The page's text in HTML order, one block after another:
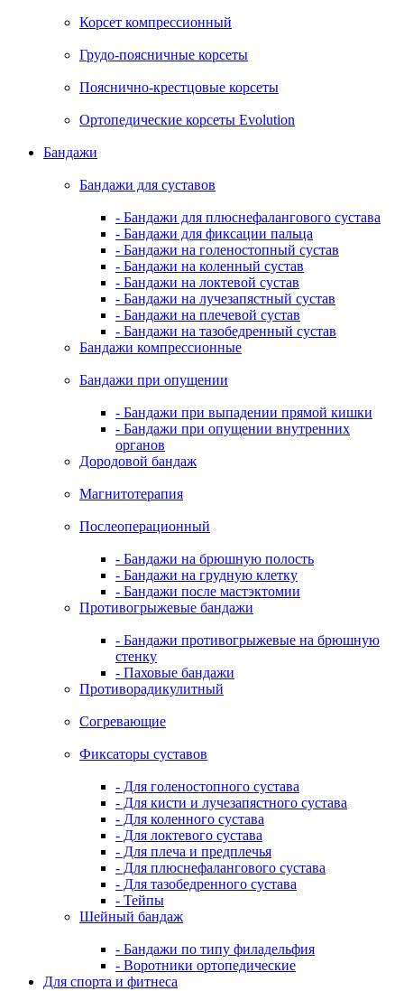
Корсет компрессионный
Грудо-поясничные корсеты
Пояснично-крестцовые корсеты
Ортопедические корсеты Evolution
Бандажи
Бандажи для суставов
- Бандажи для плюснефалангового сустава
- Бандажи для фиксации пальца
- Бандажи на голеностопный сустав
- Бандажи на коленный сустав
- Бандажи на локтевой сустав
- Бандажи на лучезапястный сустав
- Бандажи на плечевой сустав
- Бандажи на тазобедренный сустав
Бандажи компрессионные
Бандажи при опущении
- Бандажи при выпадении прямой кишки
- Бандажи при опущении внутренних
органов
Дородовой бандаж
Магнитотерапия
Послеоперационный
- Бандажи на брюшную полость
- Бандажи на грудную клетку
- Бандажи после мастэктомии
Противогрыжевые бандажи
- Бандажи противогрыжевые на брюшную
стенку
- Паховые бандажи
Противорадикулитный
Согревающие
Фиксаторы суставов
- Для голеностопного сустава
- Для кисти и лучезапястного сустава
- Для коленного сустава
- Для локтевого сустава
- Для плеча и предплечья
- Для плюснефалангового сустава
- Для тазобедренного сустава
- Тейпы
Шейный бандаж
- Бандажи по типу филадельфия
- Воротники ортопедические
Для спорта и фитнеса